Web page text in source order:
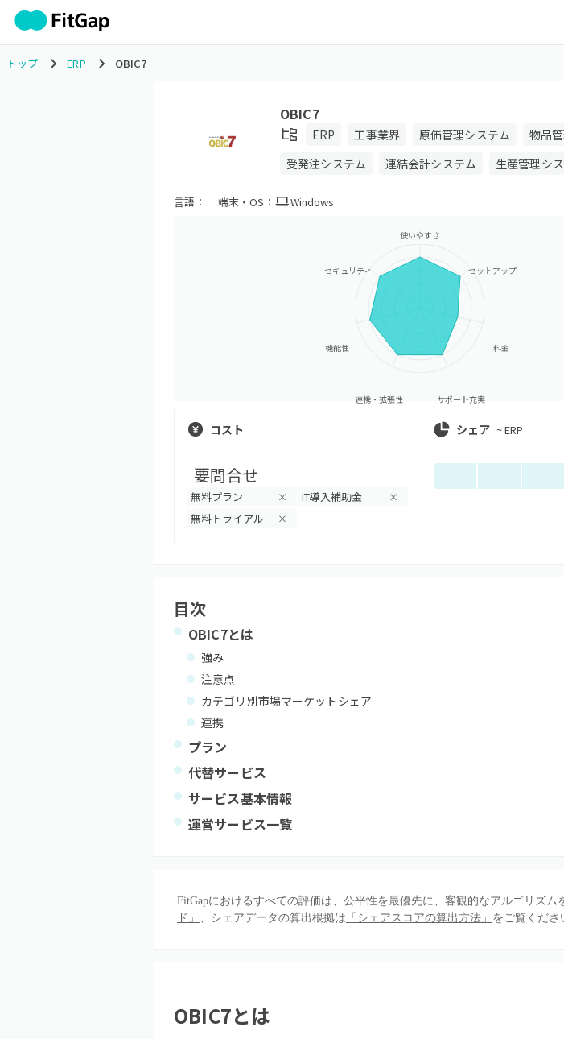
トップ ERP OBIC7
OBIC7
ERP 工事業界 原価管理システム 物品
受発注システム
連結会計システム 生産管理シ
言語： 端末・OS： Windows
使いやすさ
セットアップ
料金
サポート充実
連携・拡張性
機能性
セキュリティ
コスト
要問合せ
無料プラン × IT導入補助金 ×
無料トライアル ×
シェア ~ERP
目次
OBIC7とは
強み
注意点
カテゴリ別市場マーケットシェア
連携
プラン
代替サービス
サービス基本情報
運営サービス一覧
FitGapにおけるすべての評価は、公平性を最優先に、客観的なアルゴリズ
ド」 、シェアデータの算出根拠は 「シェアスコアの算出方法」 をご覧くださ
OBIC7とは